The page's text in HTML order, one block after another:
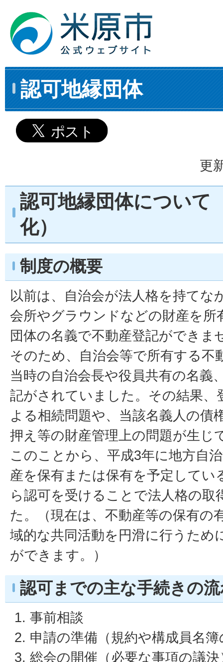
認可地縁団体
更
認可地縁団体について
化）
制度の概要
以前は、自治会が法人格を持てな
会所やグラウンドなどの財産を所
団体の名義で不動産登記ができま
そのため、自治会等で所有する不
当時の自治会長や役員共有の名義
記がされていました。その結果、
よる相続問題や、当該名義人の債
押え等の財産管理上の問題が生じ
このことから、平成3年に地方自
産を保有または保有を予定してい
ら認可を受けることで法人格の取
た。（現在は、不動産等の保有の
域的な共同活動を円滑に行うため
ができます。）
認可までの主な手続きの
事前相談
申請の準備（規約や構成員名
総会の開催（必要な事項の議決